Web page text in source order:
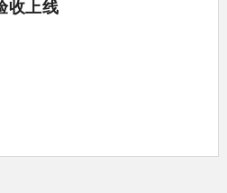
收上线